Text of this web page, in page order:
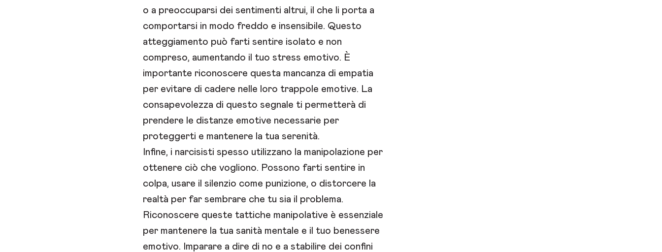
o a preoccuparsi dei sentimenti altrui, il che li porta a
comportarsi in modo freddo e insensibile. Questo
atteggiamento può farti sentire isolato e non
compreso, aumentando il tuo stress emotivo. È
importante riconoscere questa mancanza di empatia
per evitare di cadere nelle loro trappole emotive. La
consapevolezza di questo segnale ti permetterà di
prendere le distanze emotive necessarie per
proteggerti e mantenere la tua serenità.
Infine, i narcisisti spesso utilizzano la manipolazione per
ottenere ciò che vogliono. Possono farti sentire in
colpa, usare il silenzio come punizione, o distorcere la
realtà per far sembrare che tu sia il problema.
Riconoscere queste tattiche manipolative è essenziale
per mantenere la tua sanità mentale e il tuo benessere
emotivo. Imparare a dire di no e a stabilire dei confini